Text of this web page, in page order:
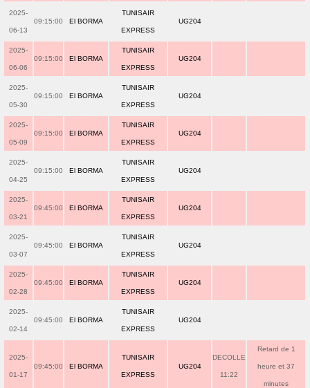
2025-
06-13
09:15:00 El BORMA
TUNISAIR
EXPRESS
UG204
2025-
06-06
09:15:00 El BORMA
TUNISAIR
EXPRESS
UG204
2025-
05-30
09:15:00 El BORMA
TUNISAIR
EXPRESS
UG204
2025-
05-09
09:15:00 El BORMA
TUNISAIR
EXPRESS
UG204
2025-
04-25
09:15:00 El BORMA
TUNISAIR
EXPRESS
UG204
2025-
03-21
09:45:00 El BORMA
TUNISAIR
EXPRESS
UG204
2025-
03-07
09:45:00 El BORMA
TUNISAIR
EXPRESS
UG204
2025-
02-28
09:45:00 El BORMA
TUNISAIR
EXPRESS
UG204
2025-
02-14
09:45:00 El BORMA
TUNISAIR
EXPRESS
UG204
2025-
01-17
09:45:00 El BORMA
TUNISAIR
EXPRESS
UG204
DECOLLE
11:22
Retard de 1
heure et 37
minutes